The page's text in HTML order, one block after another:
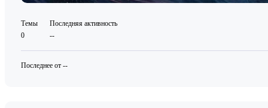
Темы
0
Последняя активность
--
Последнее от --